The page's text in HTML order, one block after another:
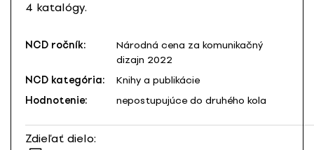
4 katalógy.
NCD ročník:
Národná cena za komunikačný
dizajn 2022
NCD kategória:
Knihy a publikácie
Hodnotenie:
nepostupujúce do druhého kola
Zdieľať dielo: